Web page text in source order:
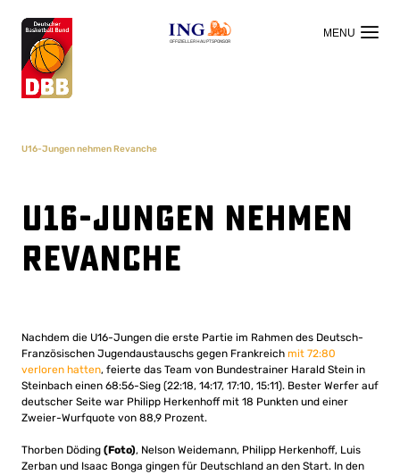
OFFIZIELLER HAUPTSPONSOR
U16-Jungen nehmen Revanche
U16-Jungen nehmen
Revanche
Nachdem die U16-Jungen die erste Partie im Rahmen des Deutsch-
Französischen Jugendaustauschs gegen Frankreich mit 72:80
verloren hatten, feierte das Team von Bundestrainer Harald Stein in
Steinbach einen 68:56-Sieg (22:18, 14:17, 17:10, 15:11). Bester Werfer auf
deutscher Seite war Philipp Herkenhoff mit 18 Punkten und einer
Zweier-Wurfquote von 88,9 Prozent.
Thorben Döding (Foto), Nelson Weidemann, Philipp Herkenhoff, Luis
Zerban und Isaac Bonga gingen für Deutschland an den Start. In den